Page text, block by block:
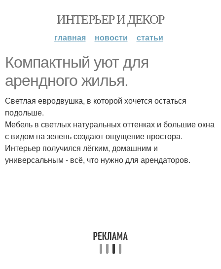
ИНТЕРЬЕР И ДЕКОР
главная новости статьи
Компактный уют для
арендного жилья.
Светлая евродвушка, в которой хочется остаться
подольше.
Мебель в светлых натуральных оттенках и большие окна
с видом на зелень создают ощущение простора.
Интерьер получился лёгким, домашним и
универсальным - всё, что нужно для арендаторов.